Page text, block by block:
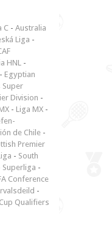
C - Australia
Liga -
HNL -
- Egyptian
Super
Division -
- Liga MX -
de Chile -
Premier
- South
Superliga -
Conference
-
Qualifiers